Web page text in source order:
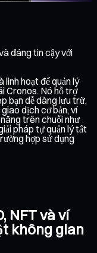
đáng tin cậy với
hoạt để quản lý
Cronos. Nó hỗ trợ
bạn dễ dàng lưu trữ,
dịch cơ bản, ví
trên chuỗi như
pháp tự quản lý tất
hợp sử dụng
NFT và ví
không gian